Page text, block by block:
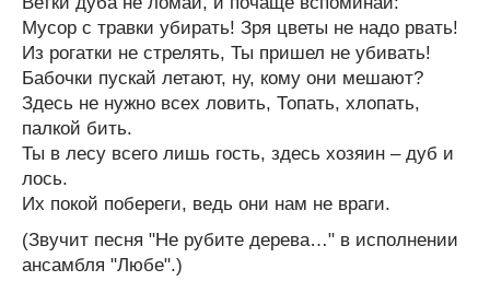
Мусор с травки убирать! Зря цветы не надо рвать!
Из рогатки не стрелять, Ты пришел не убивать!
Бабочки пускай летают, ну, кому они мешают?
Здесь не нужно всех ловить, Топать, хлопать,
палкой бить.
Ты в лесу всего лишь гость, здесь хозяин – дуб и
лось.
Их покой побереги, ведь они нам не враги.
(Звучит песня "Не рубите дерева…" в исполнении
ансамбля "Любе".)